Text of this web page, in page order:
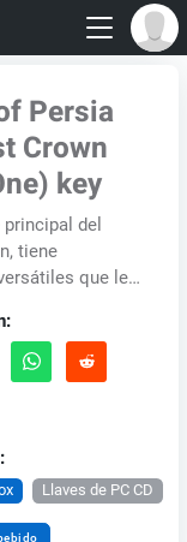
Persia
Crown
key
del
tiene
que le
de plataformas.
Llaves de PC CD